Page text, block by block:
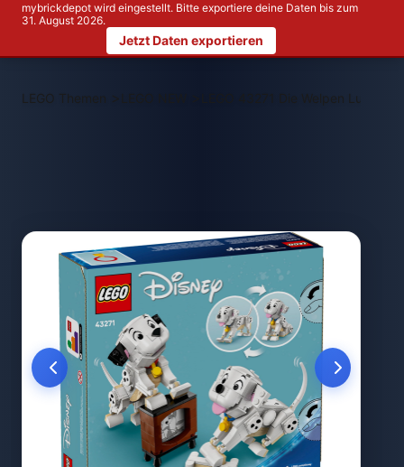
mybrickdepot wird eingestellt. Bitte exportiere deine Daten bis zum
31. August 2026.
Jetzt Daten exportieren
LEGO Themen > LEGO 43271 Die Welpen Lucky